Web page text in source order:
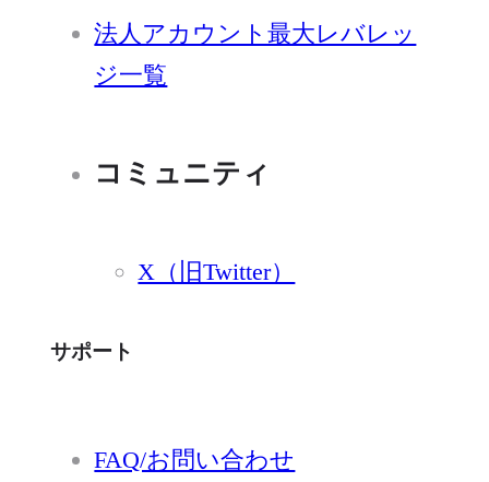
法人アカウント最大レバレッ
ジ一覧
コミュニティ
X（旧Twitter）
サポート
FAQ/お問い合わせ